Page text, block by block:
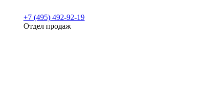
+7 (495) 492-92-19
Отдел продаж